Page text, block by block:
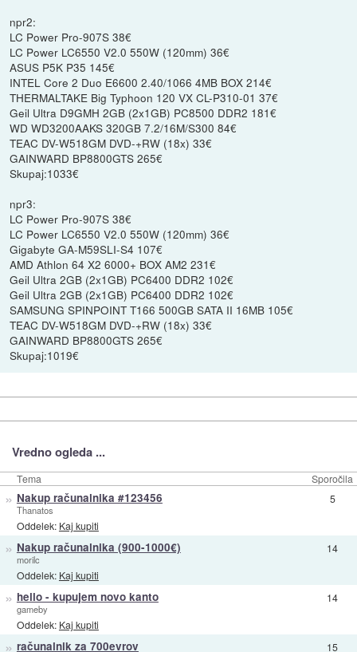
npr2:
LC Power Pro-907S 38€
LC Power LC6550 V2.0 550W (120mm) 36€
ASUS P5K P35 145€
INTEL Core 2 Duo E6600 2.40/1066 4MB BOX 214€
THERMALTAKE Big Typhoon 120 VX CL-P310-01 37€
Geil Ultra D9GMH 2GB (2x1GB) PC8500 DDR2 181€
WD WD3200AAKS 320GB 7.2/16M/S300 84€
TEAC DV-W518GM DVD-+RW (18x) 33€
GAINWARD BP8800GTS 265€
Skupaj:1033€
npr3:
LC Power Pro-907S 38€
LC Power LC6550 V2.0 550W (120mm) 36€
Gigabyte GA-M59SLI-S4 107€
AMD Athlon 64 X2 6000+ BOX AM2 231€
Geil Ultra 2GB (2x1GB) PC6400 DDR2 102€
Geil Ultra 2GB (2x1GB) PC6400 DDR2 102€
SAMSUNG SPINPOINT T166 500GB SATA II 16MB 105€
TEAC DV-W518GM DVD-+RW (18x) 33€
GAINWARD BP8800GTS 265€
Skupaj:1019€
Vredno ogleda ...
Tema Sporočila
» Nakup računalnika #123456
Thanatos
Oddelek: Kaj kupiti
5
» Nakup računalnika (900-1000€)
morilc
Oddelek: Kaj kupiti
14
» hello - kupujem novo kanto
gameby
Oddelek: Kaj kupiti
14
» računalnik za 700evrov 15